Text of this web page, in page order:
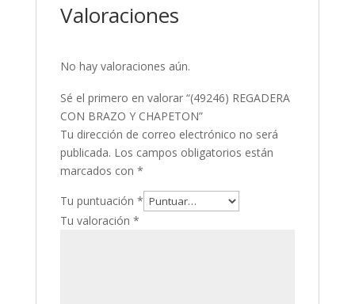
Valoraciones
No hay valoraciones aún.
Sé el primero en valorar “(49246) REGADERA
CON BRAZO Y CHAPETON”
Tu dirección de correo electrónico no será
publicada. Los campos obligatorios están
marcados con *
Tu puntuación *
Tu valoración *